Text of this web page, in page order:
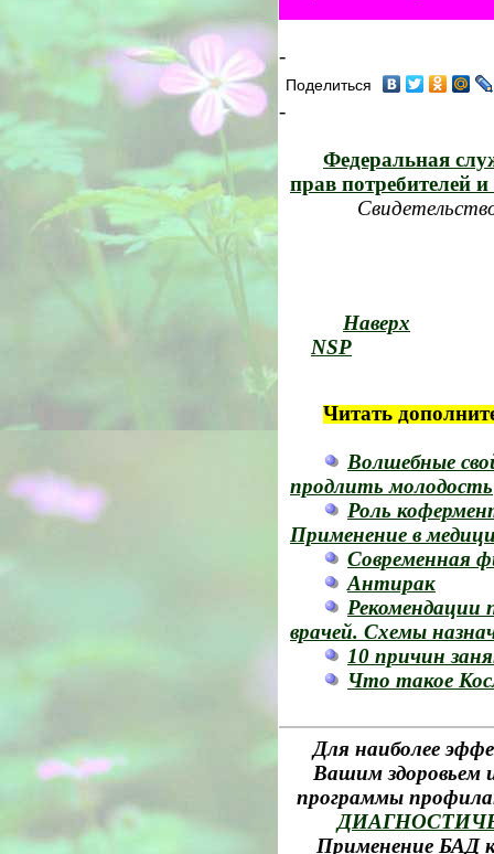
-
Поделиться
-
Федеральная
прав потребителей
Наверх
NSP
Читать
Волшебные
продлить молодость
Роль
Применение в
Современная
Антирак
Рекомендации
врачей. Схемы
10 причин
Что такое
Для наиболее
Вашим здоровьем
программы
Применение БАД